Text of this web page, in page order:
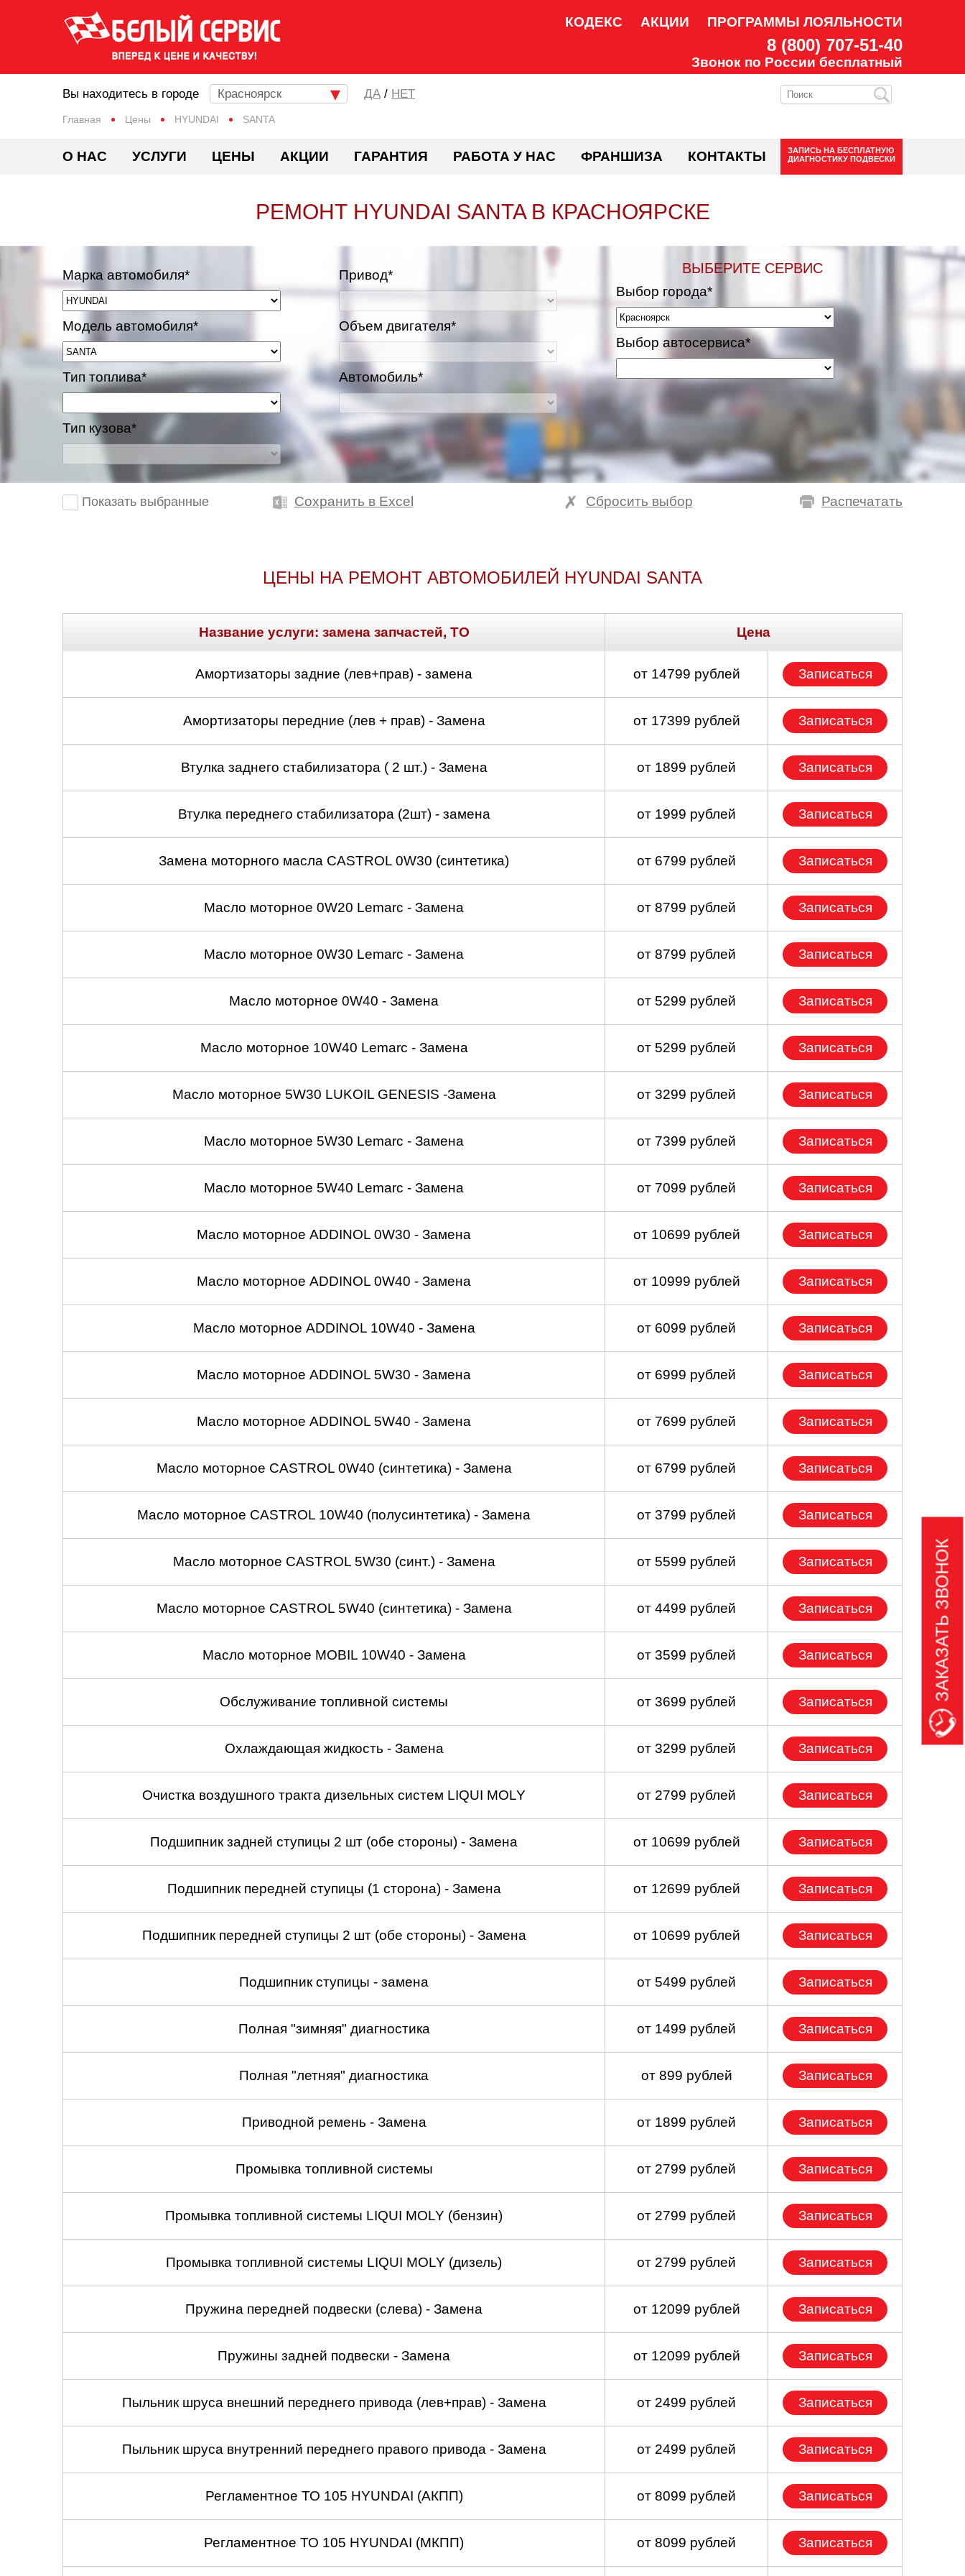
КОДЕКС АКЦИИ ПРОГРАММЫ ЛОЯЛЬНОСТИ
8 (800) 707-51-40
Звонок по России бесплатный
Главная Цены HYUNDAI SANTA
Вы находитесь в городе Красноярск / НЕТ
О НАС УСЛУГИ ЦЕНЫ АКЦИИ ГАРАНТИЯ РАБОТА У НАС ФРАНШИЗА КОНТАКТЫ ЗАПИСЬ НА БЕСПЛАТНУЮ
ДИАГНОСТИКУ ПОДВЕСКИ
РЕМОНТ HYUNDAI SANTA В КРАСНОЯРСКЕ
Марка автомобиля*
Модель автомобиля*
Тип топлива*
Тип кузова*
Привод*
Объем двигателя*
Автомобиль*
ВЫБЕРИТЕ СЕРВИС
Выбор города*
Выбор автосервиса*
Показать выбранные Сохранить в Excel Распечатать
Сбросить выбор
ЦЕНЫ НА РЕМОНТ АВТОМОБИЛЕЙ HYUNDAI SANTA
Название услуги: замена запчастей, ТО Цена
Амортизаторы задние (лев+прав) - замена от 14799 рублей Записаться
Амортизаторы передние (лев + прав) - Замена от 17399 рублей Записаться
Втулка заднего стабилизатора ( 2 шт.) - Замена от 1899 рублей Записаться
Втулка переднего стабилизатора (2шт) - замена от 1999 рублей Записаться
Замена моторного масла CASTROL 0W30 (синтетика) от 6799 рублей Записаться
Масло моторное 0W20 Lemarc - Замена от 8799 рублей Записаться
Масло моторное 0W30 Lemarc - Замена от 8799 рублей Записаться
Масло моторное 0W40 - Замена от 5299 рублей Записаться
Масло моторное 10W40 Lemarc - Замена от 5299 рублей Записаться
Масло моторное 5W30 LUKOIL GENESIS -Замена от 3299 рублей Записаться
Масло моторное 5W30 Lemarc - Замена от 7399 рублей Записаться
Масло моторное 5W40 Lemarc - Замена от 7099 рублей Записаться
Масло моторное ADDINOL 0W30 - Замена от 10699 рублей Записаться
Масло моторное ADDINOL 0W40 - Замена от 10999 рублей Записаться
Масло моторное ADDINOL 10W40 - Замена от 6099 рублей Записаться
Масло моторное ADDINOL 5W30 - Замена от 6999 рублей Записаться
Масло моторное ADDINOL 5W40 - Замена от 7699 рублей Записаться
Масло моторное CASTROL 0W40 (синтетика) - Замена от 6799 рублей Записаться
Масло моторное CASTROL 10W40 (полусинтетика) - Замена от 3799 рублей Записаться
Масло моторное CASTROL 5W30 (синт.) - Замена от 5599 рублей Записаться
Масло моторное CASTROL 5W40 (синтетика) - Замена от 4499 рублей Записаться
Масло моторное MOBIL 10W40 - Замена от 3599 рублей Записаться
Обслуживание топливной системы от 3699 рублей Записаться
Охлаждающая жидкость - Замена от 3299 рублей Записаться
Очистка воздушного тракта дизельных систем LIQUI MOLY от 2799 рублей Записаться
Подшипник задней ступицы 2 шт (обе стороны) - Замена от 10699 рублей Записаться
Подшипник передней ступицы (1 сторона) - Замена от 12699 рублей Записаться
Подшипник передней ступицы 2 шт (обе стороны) - Замена от 10699 рублей Записаться
Подшипник ступицы - замена от 5499 рублей Записаться
Полная "зимняя" диагностика от 1499 рублей Записаться
Полная "летняя" диагностика от 899 рублей Записаться
Приводной ремень - Замена от 1899 рублей Записаться
Промывка топливной системы от 2799 рублей Записаться
Промывка топливной системы LIQUI MOLY (бензин) от 2799 рублей Записаться
Промывка топливной системы LIQUI MOLY (дизель) от 2799 рублей Записаться
Пружина передней подвески (слева) - Замена от 12099 рублей Записаться
Пружины задней подвески - Замена от 12099 рублей Записаться
Пыльник шруса внешний переднего привода (лев+прав) - Замена от 2499 рублей Записаться
Пыльник шруса внутренний переднего правого привода - Замена от 2499 рублей Записаться
Регламентное ТО 105 HYUNDAI (АКПП) от 8099 рублей Записаться
Регламентное ТО 105 HYUNDAI (МКПП) от 8099 рублей Записаться
ЗАКАЗАТЬ ЗВОНОК